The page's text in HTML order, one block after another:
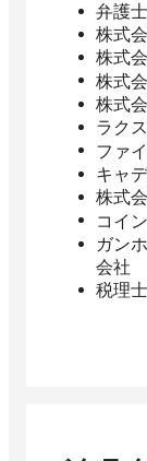
弁護
株式
株式
株式
株式
ラク
ファ
キャ
株式
コイ
ガン
会社
税理